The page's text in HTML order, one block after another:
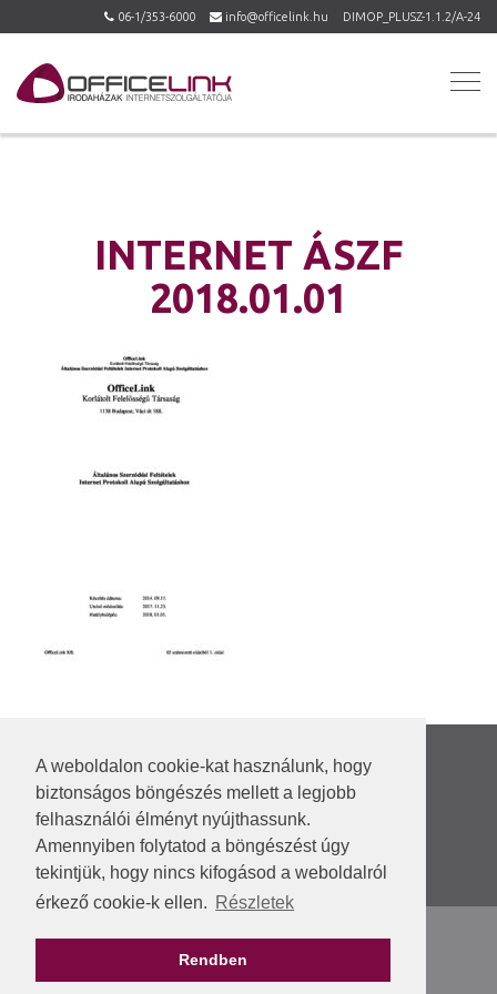
A weboldalon cookie-kat használunk, hogy
biztonságos böngészés mellett a legjobb
felhasználói élményt nyújthassunk.
Amennyiben folytatod a böngészést úgy
tekintjük, hogy nincs kifogásod a weboldalról
érkező cookie-k ellen. Részletek
Rendben
06-1/353-6000 info@officelink.hu DIMOP_PLUSZ-1.1.2/A-24
INTERNET ÁSZF
2018.01.01
Hírek
Irodaházak
Kapcsolat
VEKOP-2.1.7-15
DIMOP_PLUSZ-1.1.2/A-24
Dokumentumok
Kiskorúak védelme